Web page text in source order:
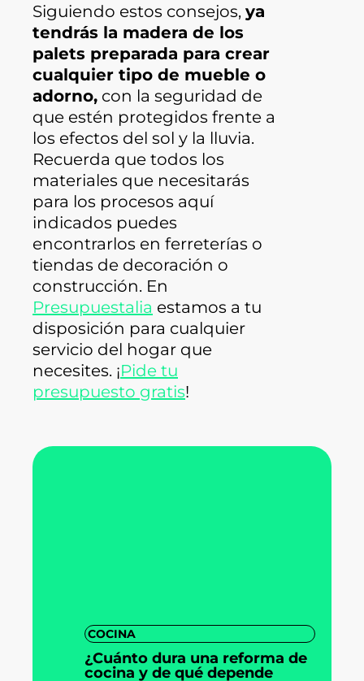
Siguiendo estos consejos, ya
tendrás la madera de los
palets preparada para crear
cualquier tipo de mueble o
adorno, con la seguridad de
que estén protegidos frente a
los efectos del sol y la lluvia.
Recuerda que todos los
materiales que necesitarás
para los procesos aquí
indicados puedes
encontrarlos en ferreterías o
tiendas de decoración o
construcción. En
Presupuestalia estamos a tu
disposición para cualquier
servicio del hogar que
necesites. ¡Pide tu
presupuesto gratis!
COCINA
¿Cuánto dura una reforma de
cocina y de qué depende